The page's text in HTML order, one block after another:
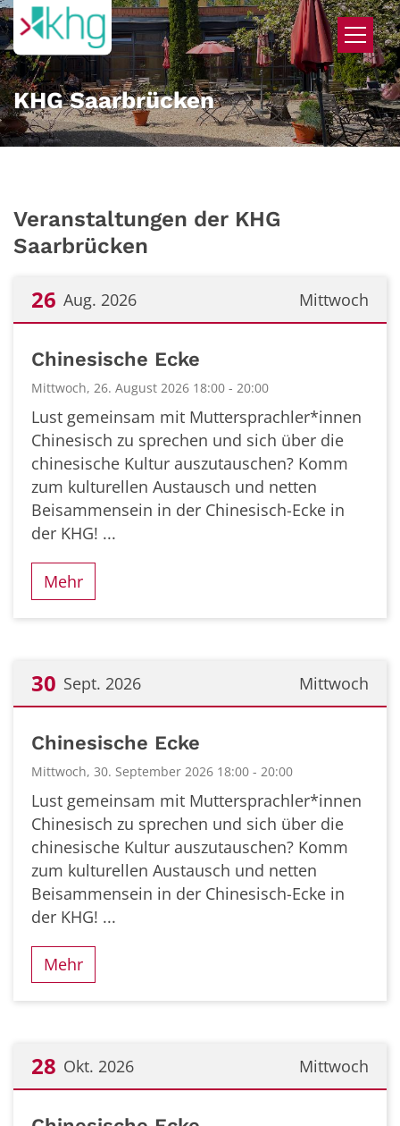
Zum Inhalt springen
KHG Saarbrücken
Veranstaltungen der KHG
Saarbrücken
Mittwoch
26 Aug. 2026
Chinesische Ecke
Mittwoch, 26. August 2026 18:00 - 20:00
Lust gemeinsam mit Muttersprachler*innen
Chinesisch zu sprechen und sich über die
chinesische Kultur auszutauschen? Komm
zum kulturellen Austausch und netten
Beisammensein in der Chinesisch-Ecke in
der KHG! ...
Mehr
Mittwoch
30 Sept. 2026
Chinesische Ecke
Mittwoch, 30. September 2026 18:00 - 20:00
Lust gemeinsam mit Muttersprachler*innen
Chinesisch zu sprechen und sich über die
chinesische Kultur auszutauschen? Komm
zum kulturellen Austausch und netten
Beisammensein in der Chinesisch-Ecke in
der KHG! ...
Mehr
Mittwoch
28 Okt. 2026